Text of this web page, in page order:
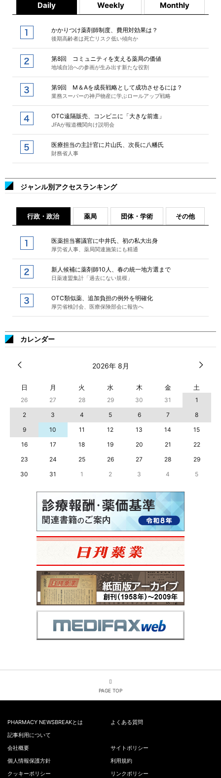
Daily Weekly Monthly
かかりつけ薬剤師制度、費用対効果は？
後期高齢者は死亡リスク低い傾向か
第8回 コミュニティを支える薬局の価値
地域自治への参画が生み出す新たな役割
第9回 M＆Aを成長戦略として成功させるには？
業務スーパーの神戸物産に学ぶロールアップ戦略
OTC遠隔販売、コンビニに「大きな前進」
JFAが報道機関向け説明会
医療担当の主計官に片山氏、次長に八幡氏
財務省人事
ジャンル別アクセスランキング
行政・政治 薬局 団体・学術 その他
医薬担当審議官に中井氏、初の私大出身
厚労省人事、薬局関連施策にも精通
新人候補に薬剤師10人、春の統一地方選まで
日薬連盟集計「過去にない規模」
OTC類似薬、追加負担の例外を明確化
厚労省検討会、医療保険部会に報告へ
カレンダー
2026年 8月
日 月 火 水 木 金 土
26 27 28 29 30 31
1
2
3 4 5 6 7
8
9
10 11 12 13 14
15
16
17 18 19 20 21
22
23
24 25 26 27 28
29
30
31 1 2 3 4 5
PAGE TOP
PHARMACY NEWSBREAKとは
よくある質問
記事利用について
会社概要
サイトポリシー
個人情報保護方針
利用規約
クッキーポリシー
リンクポリシー